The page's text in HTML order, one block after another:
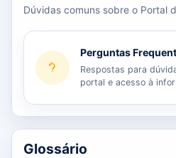
Dúvidas comuns sobre o Portal
Perguntas
Respostas para
portal e acesso à
Glossário